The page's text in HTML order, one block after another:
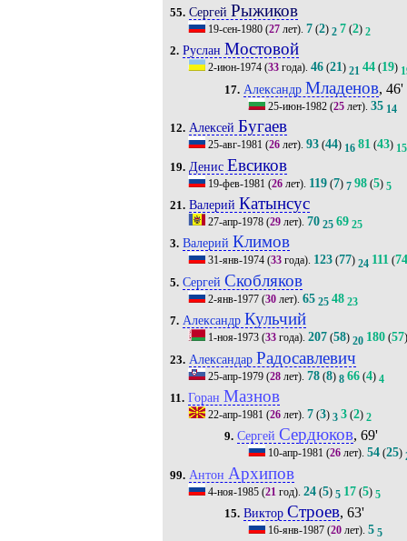
55. Сергей Рыжиков
19-сен-1980(27лет). 7(2) 2 7(2) 2
2. Руслан Мостовой
2-июн-1974(33года). 46(21) 21 44(19)
17. Александр Младенов, 46'
25-июн-1982 (25 лет).35 14
12. Алексей Бугаев
25-авг-1981 (26лет). 93(44) 16 81(43) 15
19. Денис Евсиков
19-фев-1981 (26лет). 119(7) 7 98(5) 5
21. Валерий Катынсус
27-апр-1978(29лет). 70 25 69 25
3. Валерий Климов
31-янв-1974(33года). 123(77) 24 111(74
5. Сергей Скобляков
2-янв-1977(30лет). 65 25 48 23
7. Александр Кульчий
1-ноя-1973(33года). 207(58) 20 180(57)
23. Александар Радосавлевич
25-апр-1979(28лет). 78(8) 8 66(4) 4
11. Горан Мазнов
22-апр-1981 (26лет). 7(3) 3 3(2) 2
9. Сергей Сердюков, 69'
10-апр-1981 (26 лет).54 (25)
99. Антон Архипов
4-ноя-1985(21 год). 24(5) 5 17(5) 5
15. Виктор Строев, 63'
16-янв-1987 (20 лет).5 5